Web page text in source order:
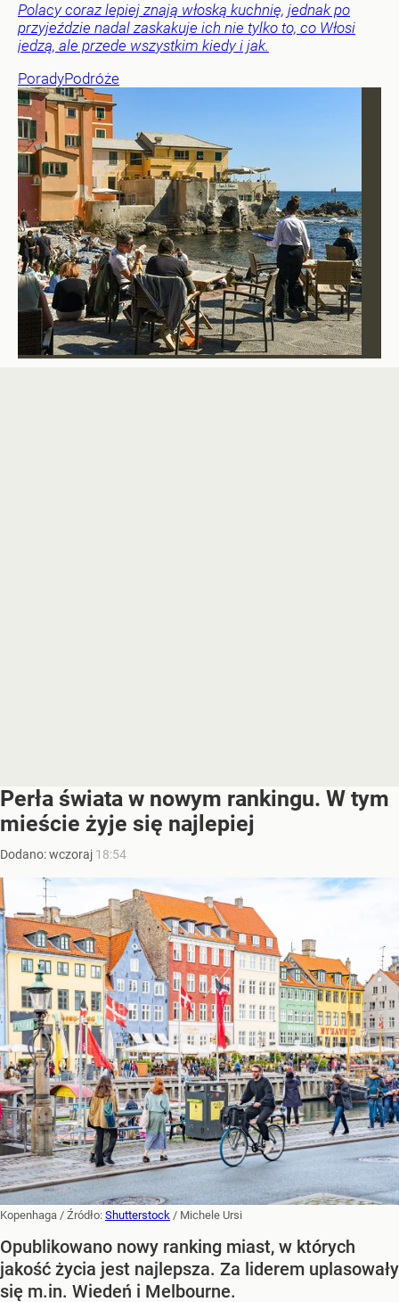
Polacy coraz lepiej znają włoską kuchnię, jednak po
przyjeździe nadal zaskakuje ich nie tylko to, co Włosi
jedzą, ale przede wszystkim kiedy i jak.
PoradyPodróże
Perła świata w nowym rankingu. W tym
mieście żyje się najlepiej
Dodano:wczoraj 18:54
Kopenhaga / Źródło: Shutterstock / Michele Ursi
Opublikowano nowy ranking miast, w których
jakość życia jest najlepsza. Za liderem uplasowały
się m.in. Wiedeń i Melbourne.